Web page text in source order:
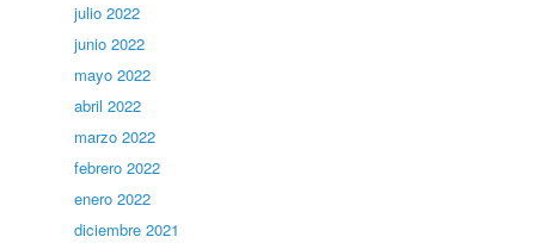
julio 2022
junio 2022
mayo 2022
abril 2022
marzo 2022
febrero 2022
enero 2022
diciembre 2021